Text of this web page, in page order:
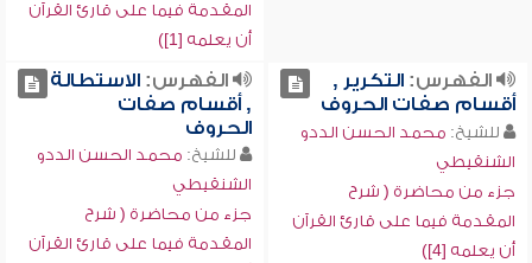
المقدمة فيما على قارئ القرآن
أن يعلمه [1])
الفهرس:التكرير ,
أقسام صفات الحروف
للشيخ: محمد الحسن الددو
الشنقيطي
جزء من محاضرة ( شرح
المقدمة فيما على قارئ القرآن
أن يعلمه [4])
الفهرس:الاستطالة
, أقسام صفات
الحروف
للشيخ: محمد الحسن الددو
الشنقيطي
جزء من محاضرة ( شرح
المقدمة فيما على قارئ القرآن